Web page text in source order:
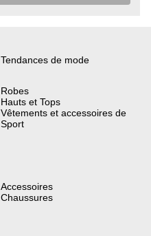
Tendances de mode
Robes
Hauts et Tops
Vêtements et accessoires de
Sport
Accessoires
Chaussures